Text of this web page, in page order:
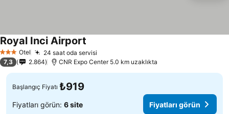
3 YıldızOtel 24 saat oda servisi
Royal Inci Airport
7,3 2.864 CNR Expo Center 5.0 km uzaklıkta
Başlangıç Fiyatı ₺919
Fiyatları görün: 6 site Fiyatları görün